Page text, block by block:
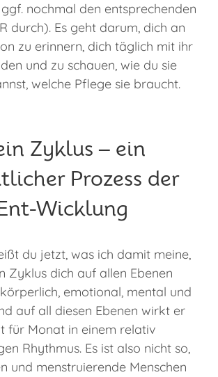
nochmal den entsprechenden
durch). Es geht darum, dich an
zu erinnern, dich täglich mit ihr
und zu schauen, wie du sie
welche Pflege sie braucht.
Zyklus – ein
Prozess der
Wicklung
du jetzt, was ich damit meine,
Zyklus dich auf allen Ebenen
emotional, mental und
auf all diesen Ebenen wirkt er
für Monat in einem relativ
Rhythmus. Es ist also nicht so,
und menstruierende Menschen